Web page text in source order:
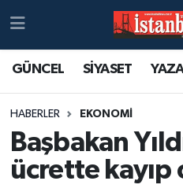
GÜNCEL SİYASET
HABERLER EKONOMİ
Başbakan
ücrette kayıp